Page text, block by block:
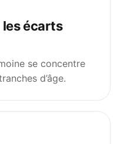
les écarts
se concentre
d’âge.